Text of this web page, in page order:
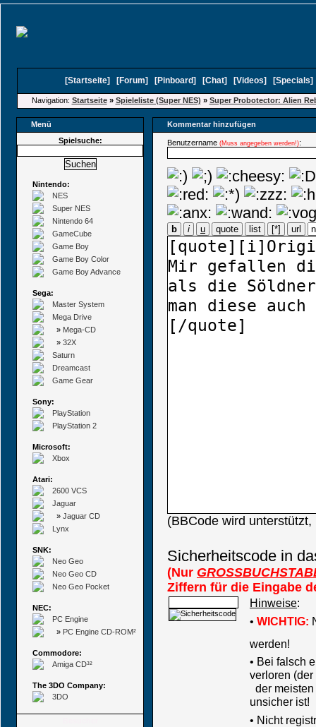
[Startseite] [Forum] [Pinboard] [Chat] [Videos] [Specials
Navigation: Startseite» Spieleliste (Super NES) » Super Probotector: Alien
Menü
Kommentar hinzufügen
Spielsuche:
Nintendo:
NES
Super NES
Nintendo 64
GameCube
Game Boy
Game Boy Color
Game Boy Advance
Sega:
Master System
Mega Drive
» Mega-CD
» 32X
Saturn
Dreamcast
Game Gear
Sony:
PlayStation
PlayStation 2
Microsoft:
Xbox
Atari:
2600 VCS
Jaguar
» Jaguar CD
Lynx
SNK:
Neo Geo
Neo Geo CD
Neo Geo Pocket
NEC:
PC Engine
» PC Engine CD-ROM²
Commodore:
Amiga CD³²
The 3DO Company:
3DO
Benutzername (Muss angegeben werden!):
b i u quote list [*] url
(BBCode wird
Sicherheitscode in
(Nur
Ziffern für die Eingabe
Hinweise:
• WICHTIG:
werden!
• Bei falsch
verloren
der
unsicher ist!
• Nicht